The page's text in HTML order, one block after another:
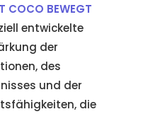
COCO BEWEGT
entwickelte
der
des
und der
die